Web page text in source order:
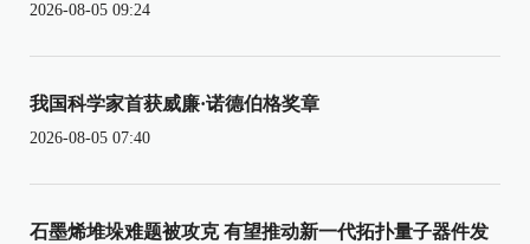
2026-08-05 09:24
我国科学家首获威廉·诺德伯格奖章
2026-08-05 07:40
石墨烯堆垛难题被攻克 有望推动新一代拓扑量子器件发